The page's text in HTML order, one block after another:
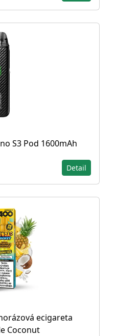
S3 Pod 1600mAh
Detail
ecigareta
Coconut